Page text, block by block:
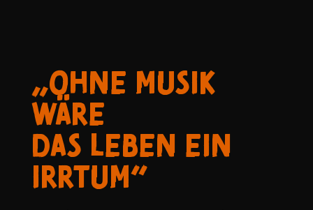
„OHNE MUSIK
WÄRE
DAS LEBEN EIN
IRRTUM“